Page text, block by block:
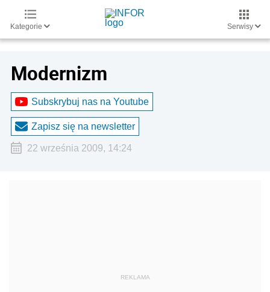
Kategorie Serwisy
Modernizm
Subskrybuj nas na Youtube
Zapisz się na newsletter
22 września 2009, 14:24